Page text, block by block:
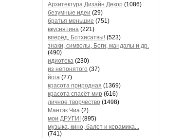
Архитектура Дизайн Декор (1086)
безумные идеи (29)
братья меньшие (751)
вкуснятина (221)
вперёд, Ботхисатвы! (523)
знаки, символы, Боги, мандалы и др.
(490)
идиотека (230)
из непонятого (37)
йога (27)
красота природная (1369)
красота спасёт мир (616)
личное творчество (1498)
Мантэк Чиа (2)
мои ДРУГИ! (895)
музыка, кино, балет и керамика...
(741)